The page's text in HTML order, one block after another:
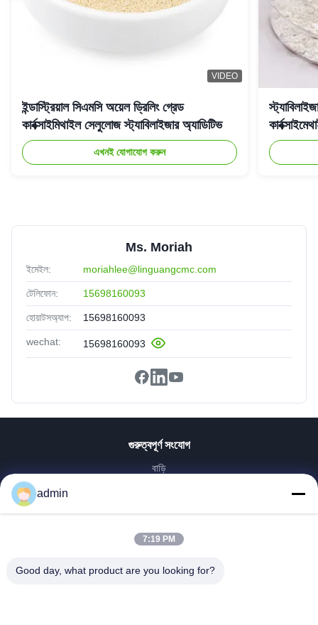
VIDEO
ইন্ডাস্ট্রিয়াল সিএমসি অয়েল ড্রিলিং গ্রেড
কার্বক্সাইমিথাইল সেলুলোজ স্ট্যাবিলাইজার অ্যাডিটিভ
এখনই যোগাযোগ করুন
Ms. Moriah
ইমেইল: moriahlee@linguangcmc.com
টেলিফোন: 15698160093
হোয়াটসঅ্যাপ: 15698160093
wechat: 15698160093
গুরুত্বপূর্ণ সংযোগ
বাড়ি
কারখানা ভ্রমণ
মান নিয়ন্ত্রণ
admin
7:19 PM
Good day, what product are you looking for?